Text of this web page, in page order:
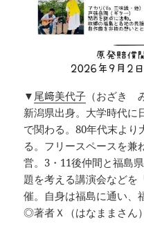
▼ 尾﨑美代子 （おざき
新潟県出身。大学時代に
で関わる。80年代末より
る。フリースペースを兼
営。3・11後仲間と福島
題を考える講演会などを
催。自身は福島に通い、
◎著者Ｘ（はなままさん